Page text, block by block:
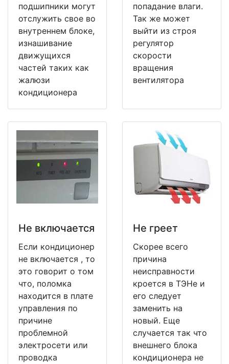
подшипники могут
отслужить свое во
внутреннем блоке,
изнашивание
движущихся
частей таких как
жалюзи
кондиционера
попадание влаги.
Так же может
выйти из строя
регулятор
скорости
вращения
вентилятора
Не включается
Если кондиционер
не включается , то
это говорит о том
что, поломка
находится в плате
управления по
причине
проблемной
электросети или
проводка
Не греет
Скорее всего
причина
неисправности
кроется в ТЭНе и
его следует
заменить на
новый. Еще
случается так что
внешнего блока
кондиционера не